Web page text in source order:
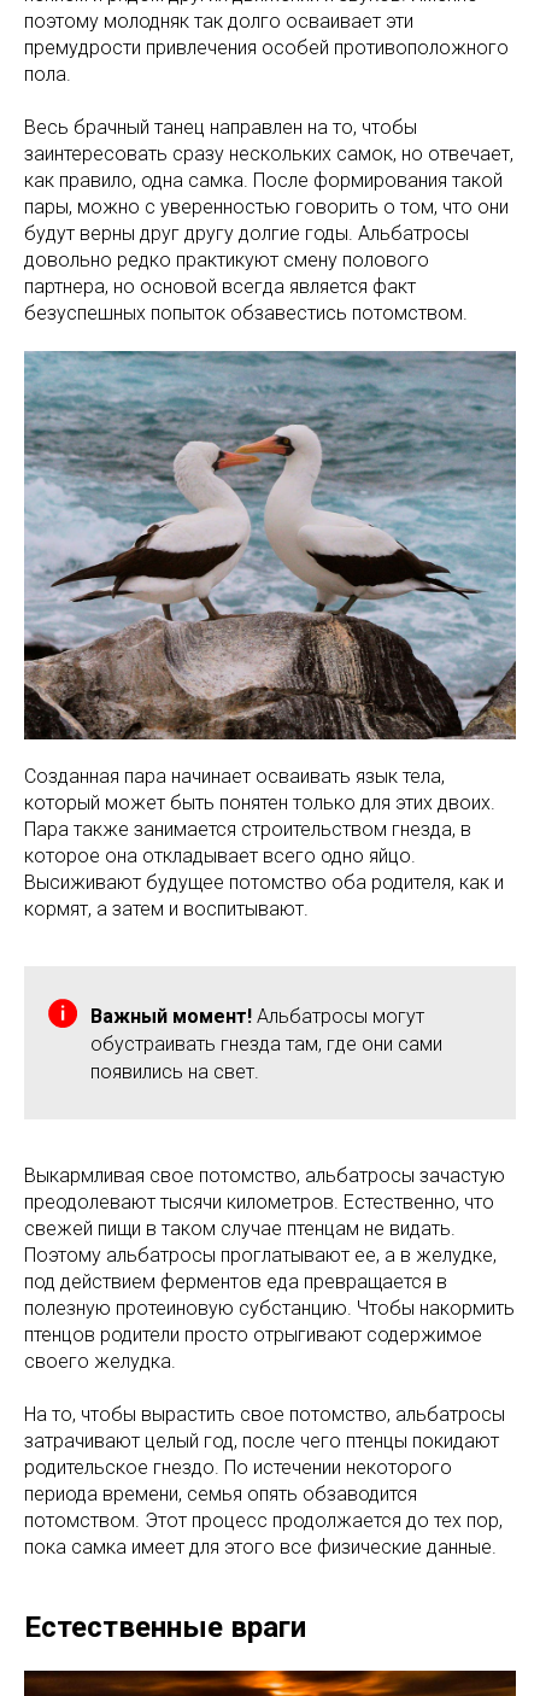
поэтому молодняк так долго осваивает эти
премудрости привлечения особей противоположного
пола.
Весь брачный танец направлен на то, чтобы
заинтересовать сразу нескольких самок, но отвечает,
как правило, одна самка. После формирования такой
пары, можно с уверенностью говорить о том, что они
будут верны друг другу долгие годы. Альбатросы
довольно редко практикуют смену полового
партнера, но основой всегда является факт
безуспешных попыток обзавестись потомством.
Созданная пара начинает осваивать язык тела,
который может быть понятен только для этих двоих.
Пара также занимается строительством гнезда, в
которое она откладывает всего одно яйцо.
Высиживают будущее потомство оба родителя, как и
кормят, а затем и воспитывают.
Важный момент! Альбатросы могут
обустраивать гнезда там, где они сами
появились на свет.
Выкармливая свое потомство, альбатросы зачастую
преодолевают тысячи километров. Естественно, что
свежей пищи в таком случае птенцам не видать.
Поэтому альбатросы проглатывают ее, а в желудке,
под действием ферментов еда превращается в
полезную протеиновую субстанцию. Чтобы накормить
птенцов родители просто отрыгивают содержимое
своего желудка.
На то, чтобы вырастить свое потомство, альбатросы
затрачивают целый год, после чего птенцы покидают
родительское гнездо. По истечении некоторого
периода времени, семья опять обзаводится
потомством. Этот процесс продолжается до тех пор,
пока самка имеет для этого все физические данные.
Естественные враги